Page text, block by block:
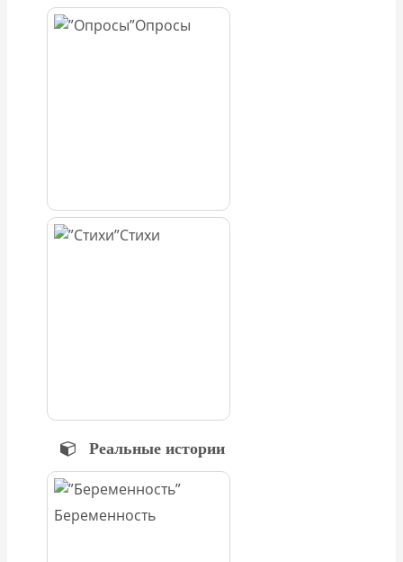
Опросы
Стихи
Реальные истории
Беременность